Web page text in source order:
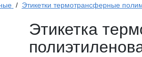
/ Этикетки термотрансферные
Этикетка